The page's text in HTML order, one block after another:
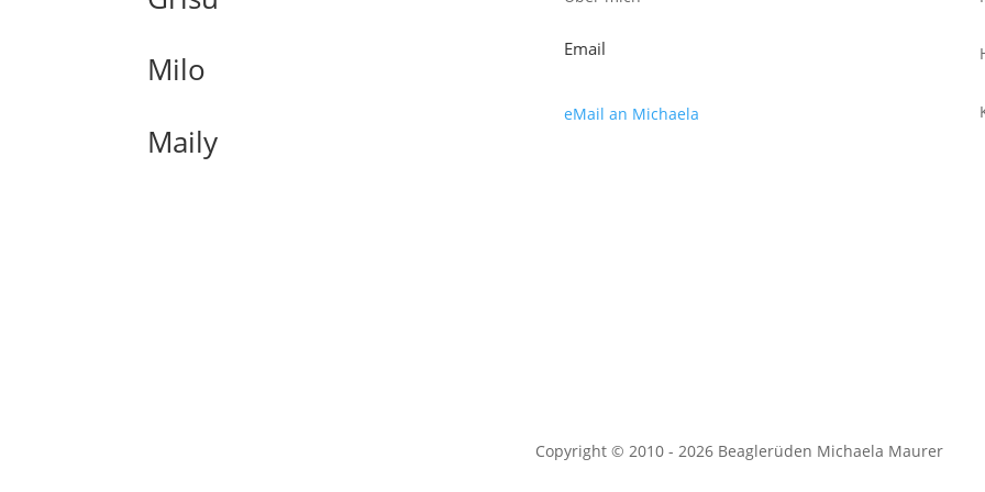
Milo
Maily
Email
eMail an Michaela
Copyright © 2010 - 2026 Beaglerüden Michaela Maurer